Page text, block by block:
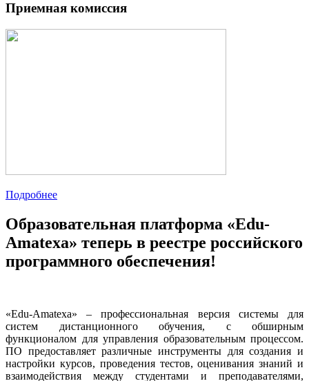
Приемная комиссия
Подробнее
Образовательная платформа «Edu-
Amatexa» теперь в реестре российского
программного обеспечения!
«Edu-Amatexa» – профессиональная версия системы для
систем дистанционного обучения, с обширным
функционалом для управления образовательным процессом.
ПО предоставляет различные инструменты для создания и
настройки курсов, проведения тестов, оценивания знаний и
взаимодействия между студентами и преподавателями,